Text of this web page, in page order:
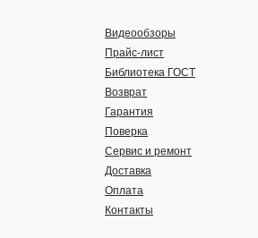
Видеообзоры
Прайс-лист
Библиотека ГОСТ
Возврат
Гарантия
Поверка
Сервис и ремонт
Доставка
Оплата
Контакты